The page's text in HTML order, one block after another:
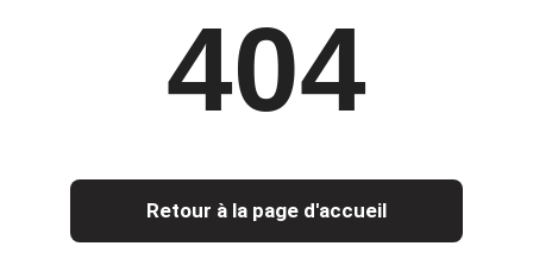
404
Retour à la page d'accueil